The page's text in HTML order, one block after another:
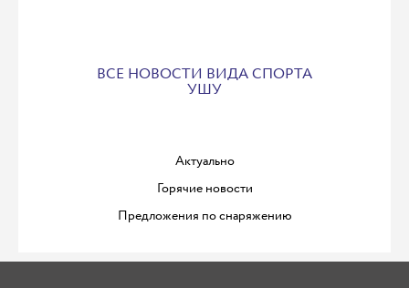
ВСЕ НОВОСТИ ВИДА СПОРТА
УШУ
Актуально
Горячие новости
Предложения по снаряжению